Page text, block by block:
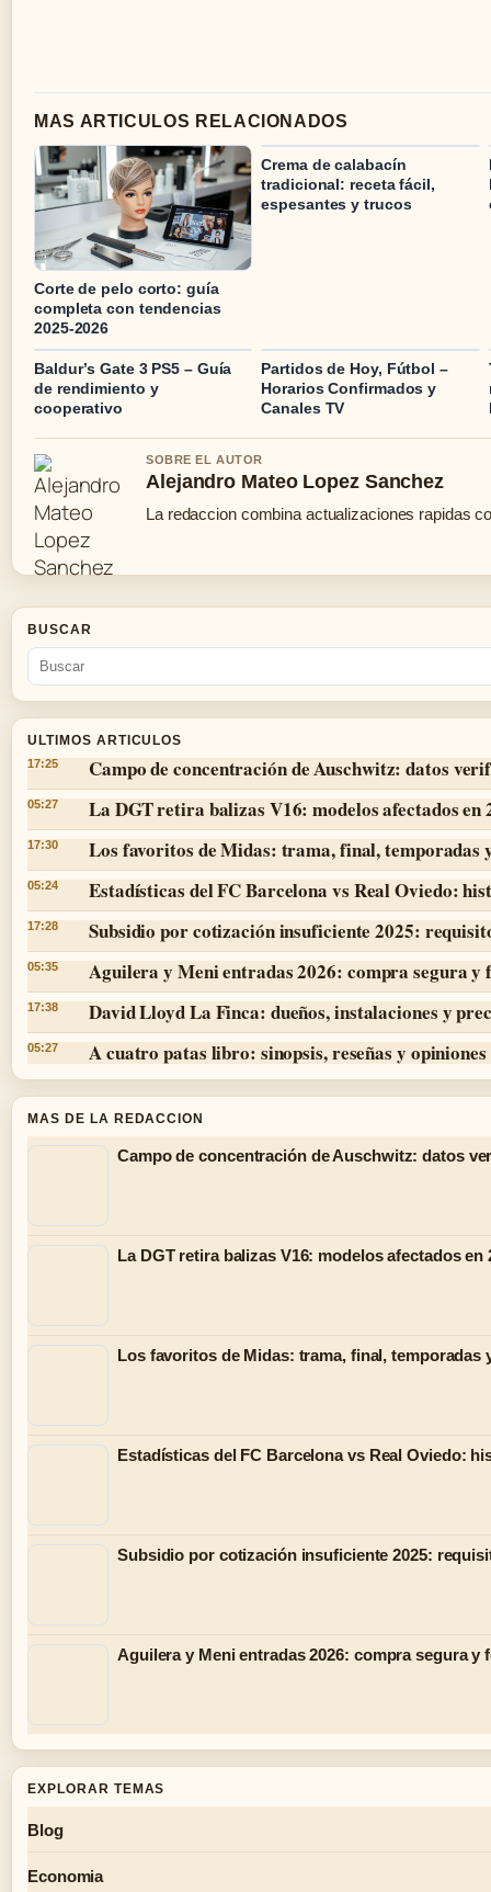
MAS ARTICULOS RELACIONADOS
Corte de pelo corto: guía
completa con tendencias
2025-2026
Crema de calabacín
tradicional: receta fácil,
espesantes y trucos
Baldur’s Gate 3 PS5 – Guía
de rendimiento y
cooperativo
Partidos de Hoy, Fútbol –
Horarios Confirmados y
Canales TV
SOBRE EL AUTOR
Alejandro Mateo Lopez Sanchez
La redaccion combina actualizaciones rapidas
BUSCAR
ULTIMOS ARTICULOS
17:25 Campo de concentración de Auschwitz: datos
05:27 La DGT retira balizas V16: modelos afectados en
17:30 Los favoritos de Midas: trama, final, temporadas
05:24 Estadísticas del FC Barcelona vs Real Oviedo:
17:28 Subsidio por cotización insuficiente 2025:
05:35 Aguilera y Meni entradas 2026: compra segura y
17:38 David Lloyd La Finca: dueños, instalaciones y
05:27 A cuatro patas libro: sinopsis, reseñas y opiniones
MAS DE LA REDACCION
Campo de concentración de Auschwitz: datos
La DGT retira balizas V16: modelos afectados en
Los favoritos de Midas: trama, final, temporadas
Estadísticas del FC Barcelona vs Real Oviedo:
Subsidio por cotización insuficiente 2025:
Aguilera y Meni entradas 2026: compra segura y
EXPLORAR TEMAS
Blog
Economia